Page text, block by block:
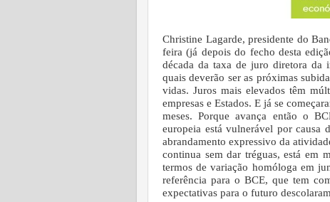
Christine Lagarde, presidente do
feira (já depois do fecho desta
década da taxa de juro diretora da
quais deverão ser as próximas
vidas. Juros mais elevados têm
empresas e Estados. E já se
meses.Porque avança então o
europeia está vulnerável por causa
abrandamento expressivo da
continua sem dar tréguas, está em
termos de variação homóloga em
referência para o BCE, que tem
expectativas para o futuro